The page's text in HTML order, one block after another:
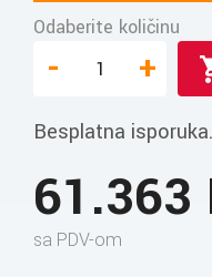
Odaberite količinu
- +
Besplatna isporuka.
61.363
sa PDV-om